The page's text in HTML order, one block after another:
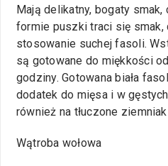
Mają delikatny, bogaty smak,
formie puszki traci się smak,
stosowanie suchej fasoli.
są gotowane do miękkości
godziny. Gotowana biała
dodatek do mięsa i w
również na tłuczone
Wątroba wołowa